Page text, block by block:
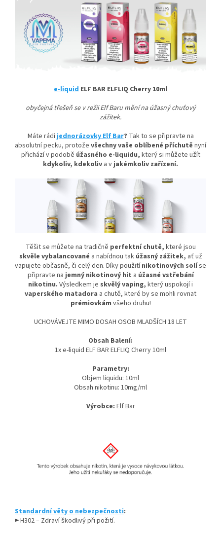
e-liquid ELF BAR ELFLIQ Cherry 10ml
obyčejná třešeň se v režii Elf Baru mění na úžasný chuťový
zážitek.
Máte rádijednorázovky Elf Bar? Tak to se připravte na
absolutní pecku, protože všechny vaše oblíbené příchutě nyní
přichází v podobě úžasného e-liquidu, který si můžete užít
kdykoliv, kdekoliv a vjakémkoliv zařízení.
Těšit se můžete na tradičně perfektní chutě, které jsou
skvěle vybalancované a nabídnou tak úžasný zážitek, ať už
vapujete občasně, či celý den. Díky použitínikotinových solíse
připravte najemný nikotinový hit a úžasné vstřebání
nikotinu. Výsledkem je skvělý vaping, který uspokojí i
vaperského matadora a chutě, které by se mohli rovnat
prémiovkám všeho druhu!
UCHOVÁVEJTE MIMO DOSAH OSOB MLADŠÍCH 18 LET
Obsah Balení:
1x e-liquid ELF BAR ELFLIQ Cherry 10ml
Parametry:
Objem liquidu: 10ml
Obsah nikotinu: 10mg/ml
Výrobce: Elf Bar
Standardní věty o nebezpečnosti:
► H302 – Zdraví škodlivý při požití.